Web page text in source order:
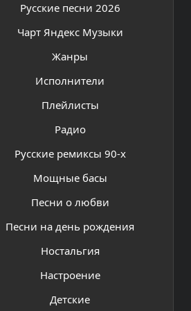
Русские песни 2026
Чарт Яндекс Музыки
Жанры
Исполнители
Плейлисты
Радио
Русские ремиксы 90-х
Мощные басы
Песни о любви
Песни на день рождения
Ностальгия
Настроение
Детские